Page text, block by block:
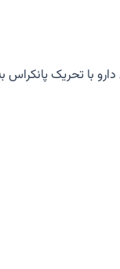
مبتلا به دیابت نوع 2 تجویز می شود. این دارو با